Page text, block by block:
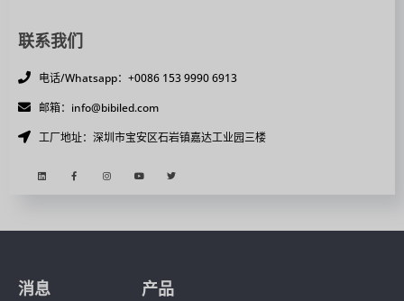
联系我们
电话/Whatsapp：+0086 153 9990 6913
邮箱：info@bibiled.com
工厂地址：深圳市宝安区石岩镇嘉达工业园三楼
产品
消息